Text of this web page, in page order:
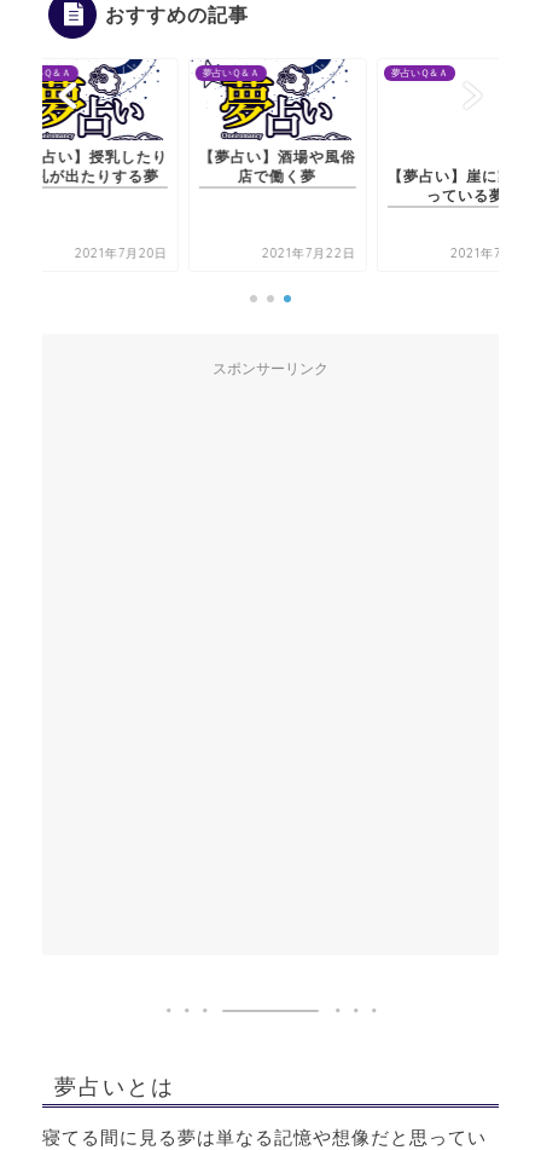
おすすめの記事
夢占いＱ＆Ａ
【夢占い】授乳したり
母乳が出たりする夢
2021年7月20日
夢占いＱ＆Ａ
【夢占い】酒場や風俗
店で働く夢
2021年7月22日
夢占いＱ＆Ａ
っている夢
2021年7月22日
スポンサーリンク
夢占いとは
寝てる間に見る夢は単なる記憶や想像だと思ってい